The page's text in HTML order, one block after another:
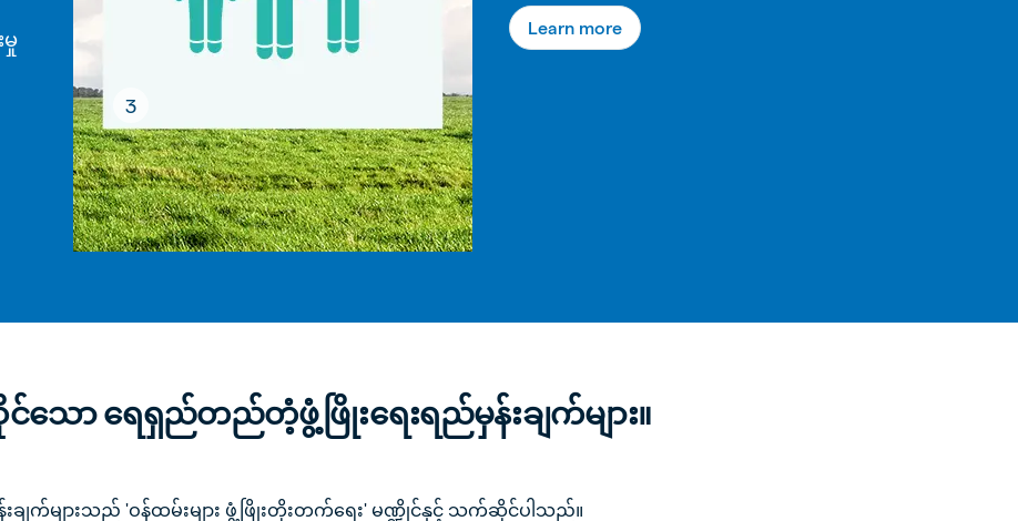
မှု
3
Learn more
ော ရေရှည်တည်တံ့ဖွံ့ဖြိုးရေးရည်မှန်းချက်များ။
ချက်များသည် 'ဝန်ထမ်းများ ဖွံ့ဖြိုးတိုးတက်ရေး' မဏ္ဍိုင်နှင့် သက်ဆိုင်ပါသည်။